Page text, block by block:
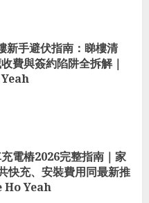
新手避伏指南：睇樓清
費與簽約陷阱全拆解｜
電樁2026完整指南｜家
快充、安裝費用同最新推
Ho Yeah